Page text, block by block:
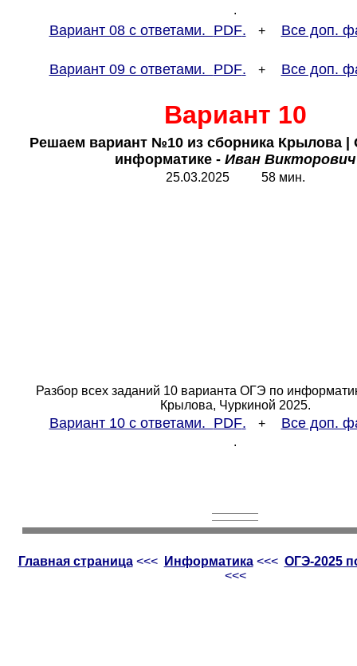
.
Вариант 08 с ответами. PDF. + Все доп.
Вариант 09 с ответами. PDF. + Все доп.
Вариант 10
Решаем вариант №10 из сборника Крылова
информатике - Иван Викторович
25.03.2025 58 мин.
Разбор всех заданий 10 варианта ОГЭ по
Крылова, Чуркиной 2025.
Вариант 10 с ответами. PDF. + Все доп.
.
Главная страница<<< Информатика<<< ОГЭ-2025
<<<